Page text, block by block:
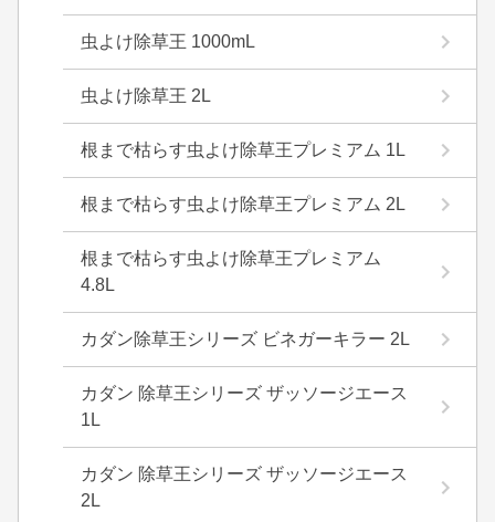
虫よけ除草王 1000mL
虫よけ除草王 2L
根まで枯らす虫よけ除草王プレミアム 1L
根まで枯らす虫よけ除草王プレミアム 2L
根まで枯らす虫よけ除草王プレミアム
4.8L
カダン除草王シリーズ ビネガーキラー 2L
カダン 除草王シリーズ ザッソージエース
1L
カダン 除草王シリーズ ザッソージエース
2L